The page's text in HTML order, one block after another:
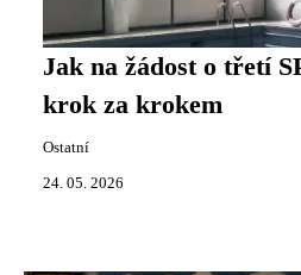
Jak na žádost o třetí
krok za krokem
Ostatní
24. 05. 2026